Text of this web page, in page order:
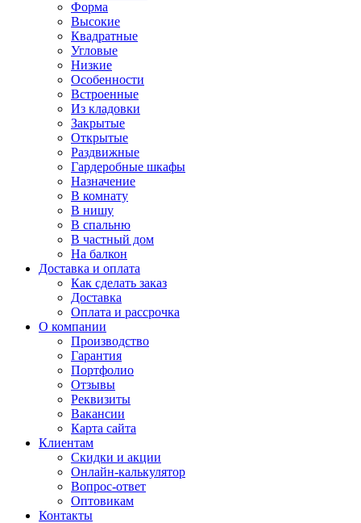
Форма
Высокие
Квадратные
Угловые
Низкие
Особенности
Встроенные
Из кладовки
Закрытые
Открытые
Раздвижные
Гардеробные шкафы
Назначение
В комнату
В нишу
В спальню
В частный дом
На балкон
Доставка и оплата
Как сделать заказ
Доставка
Оплата и рассрочка
О компании
Производство
Гарантия
Портфолио
Отзывы
Реквизиты
Вакансии
Карта сайта
Клиентам
Скидки и акции
Онлайн-калькулятор
Вопрос-ответ
Оптовикам
Контакты